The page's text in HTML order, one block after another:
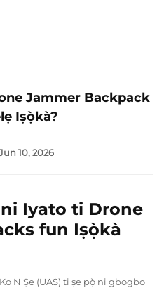
Jammer Backpack
Iṣọ̀kà?
10, 2026
Iyato ti Drone
fun Iṣọ̀kà
N Ṣe (UAS) ti ṣe pọ̀ ni gbogbo